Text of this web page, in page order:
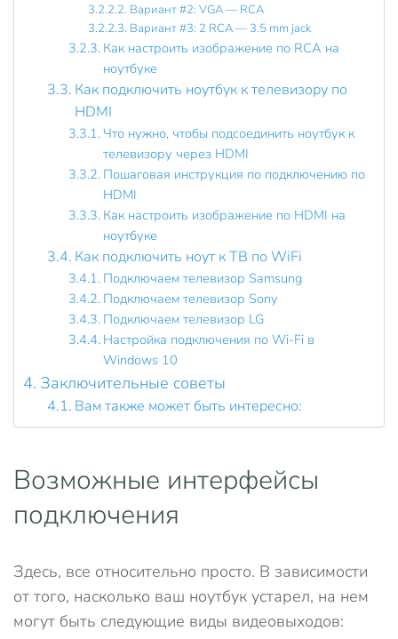
Вариант #2: VGA — RCA
Вариант #3: 2 RCA — 3.5 mm jack
Как настроить изображение по RCA на
ноутбуке
Как подключить ноутбук к телевизору по
HDMI
Что нужно, чтобы подсоединить ноутбук к
телевизору через HDMI
Пошаговая инструкция по подключению по
HDMI
Как настроить изображение по HDMI на
ноутбуке
Как подключить ноут к ТВ по WiFi
Подключаем телевизор Samsung
Подключаем телевизор Sony
Подключаем телевизор LG
Настройка подключения по Wi-Fi в
Windows 10
Заключительные советы
Вам также может быть интересно:
Возможные интерфейсы
подключения
Здесь, все относительно просто. В зависимости
от того, насколько ваш ноутбук устарел, на нем
могут быть следующие виды видеовыходов: